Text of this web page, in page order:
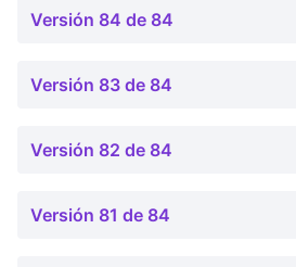
Versión 84 de 84
Versión 83 de 84
Versión 82 de 84
Versión 81 de 84